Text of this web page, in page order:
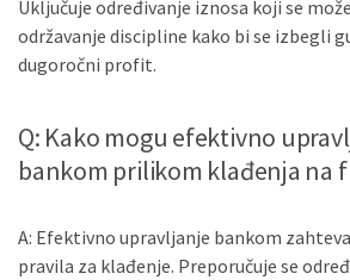
Uključuje određivanje iznosa koji se
održavanje discipline kako bi se izbegli
dugoročni profit.
Q: Kako mogu efektivno
bankom prilikom klađenja na
A: Efektivno upravljanje bankom
pravila za klađenje. Preporučuje se